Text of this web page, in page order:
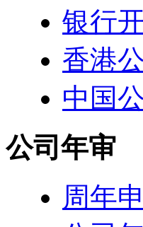
银行
香港
中国
公司年审
周年